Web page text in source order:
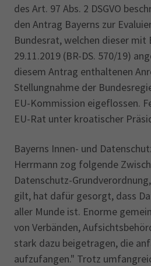
des Art. 97 Abs. 2 DSGVO
den Antrag Bayerns zur
Bundesrat, welchen dieser mit
29.11.2019 (BR-DS. 570/19)
diesem Antrag enthaltenen
Stellungnahme der
EU-Kommission eigeflossen.
EU-Rat unter kroatischer
Bayerns Innen- und
Herrmann zog folgende
Datenschutz-
gilt, hat dafür gesorgt, dass
aller Munde ist. Enorme
von Verbänden,
stark dazu beigetragen, die
aufzufangen." Trotz